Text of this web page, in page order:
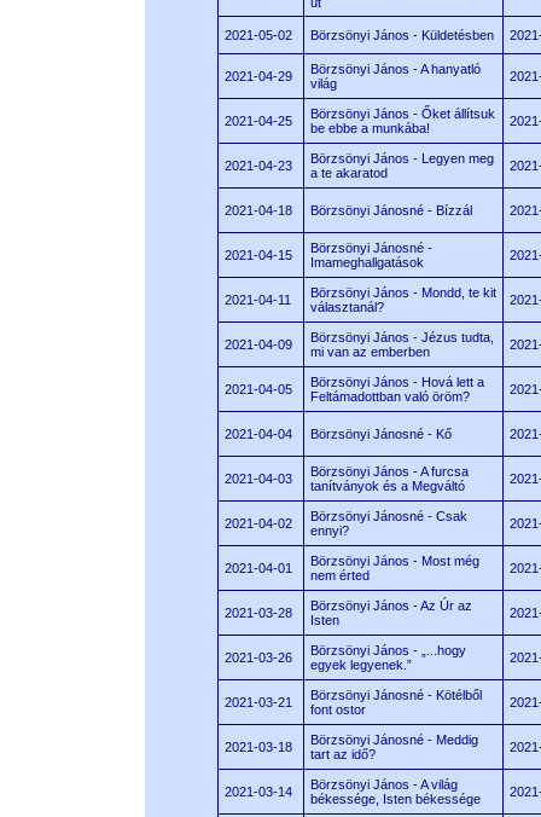
2021-05-02 Börzsönyi János - Küldetésben
2021-04-29
Börzsönyi János - A hanyatló
világ
2021-04-25
Börzsönyi János - Őket állítsuk
be ebbe a munkába!
2021-04-23
Börzsönyi János - Legyen meg
a te akaratod
2021-04-18 Börzsönyi Jánosné - Bízzál
2021-04-15
Börzsönyi Jánosné -
Imameghallgatások
2021-04-11
Börzsönyi János - Mondd, te kit
választanál?
2021-04-09
Börzsönyi János - Jézus tudta,
mi van az emberben
2021-04-05
Börzsönyi János - Hová lett a
Feltámadottban való öröm?
2021-04-04 Börzsönyi Jánosné - Kő
2021-04-03
Börzsönyi János - A furcsa
tanítványok és a Megváltó
2021-04-02
Börzsönyi Jánosné - Csak
ennyi?
2021-04-01
Börzsönyi János - Most még
nem érted
2021-03-28
Börzsönyi János - Az Úr az
Isten
2021-03-26
Börzsönyi János - „...hogy
egyek legyenek.”
2021-03-21
Börzsönyi Jánosné - Kötélből
font ostor
2021-03-18
Börzsönyi Jánosné - Meddig
tart az idő?
2021-03-14
Börzsönyi János - A világ
békessége, Isten békessége